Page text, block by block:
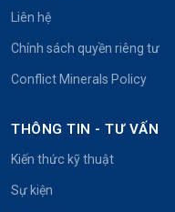
Liên hệ
Chính sách quyền riêng tư
Conflict Minerals Policy
THÔNG TIN - TƯ VẤN
Kiến thức kỹ thuật
Sự kiện